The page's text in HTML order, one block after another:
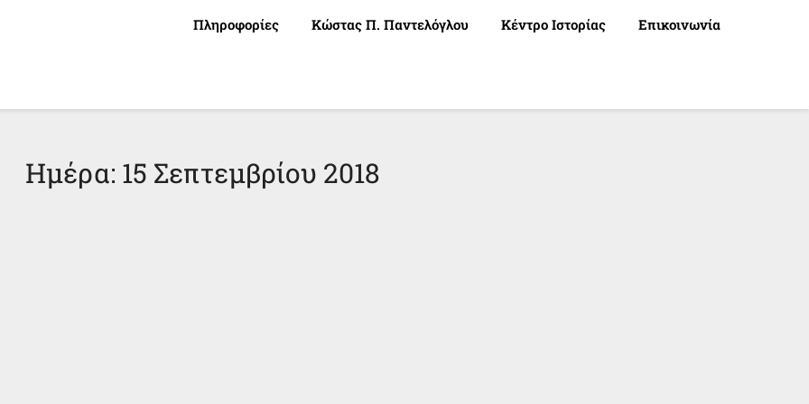
Πληροφορίες Κώστας Π. Παντελόγλου Κέντρο Ιστορίας Επικοινωνία
Ημέρα: 15 Σεπτεμβρίου 2018